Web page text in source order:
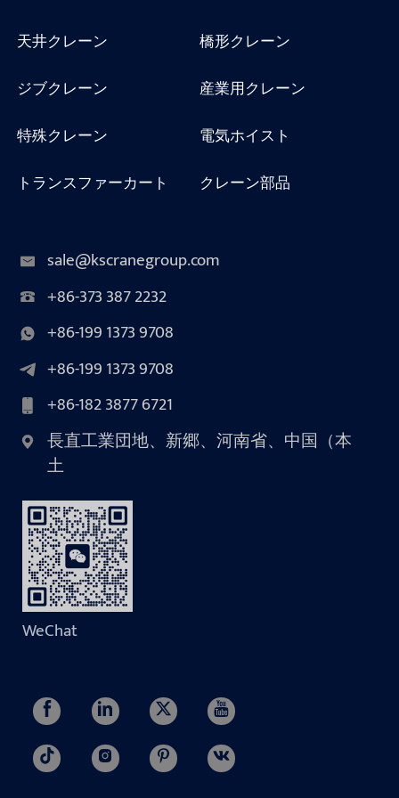
天井クレーン
橋形クレーン
ジブクレーン
産業用クレーン
特殊クレーン
電気ホイスト
トランスファーカート
クレーン部品
sale@kscranegroup.com
+86-373 387 2232
+86-199 1373 9708
+86-199 1373 9708
+86-182 3877 6721
長直工業団地、新郷、河南省、中国（本
土
WeChat